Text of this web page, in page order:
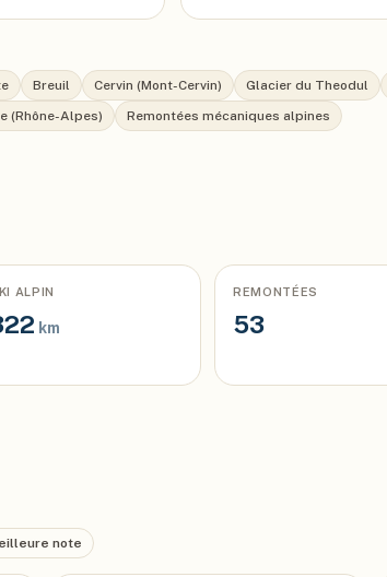
Breuil Cervin (Mont-Cervin) Glacier du Theodul
(Rhône-Alpes) Remontées mécaniques alpines
ALPIN
km
REMONTÉES
53
note